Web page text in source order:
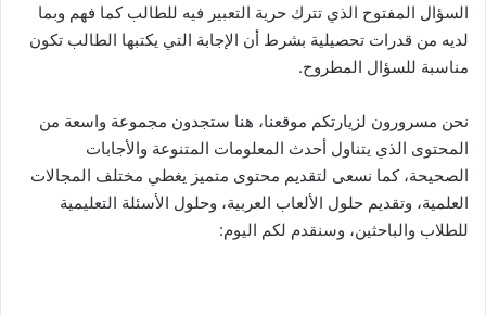
السؤال المفتوح الذي تترك حرية التعبير فيه للطالب كما فهم وبما
لديه من قدرات تحصيلية بشرط أن الإجابة التي يكتبها الطالب تكون
مناسبة للسؤال المطروح.
نحن مسرورون لزيارتكم موقعنا، هنا ستجدون مجموعة واسعة من
المحتوى الذي يتناول أحدث المعلومات المتنوعة والأجابات
الصحيحة، كما نسعى لتقديم محتوى متميز يغطي مختلف المجالات
العلمية، وتقديم حلول الألعاب العربية، وحلول الأسئلة التعليمية
للطلاب والباحثين، وسنقدم لكم اليوم: